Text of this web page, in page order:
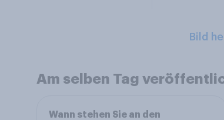
Bild
Am selben Tag
Wann stehen Sie an den